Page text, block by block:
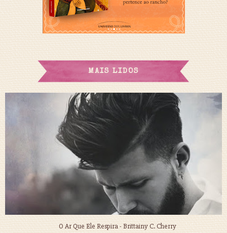
MAIS LIDOS
O Ar Que Ele Respira - Brittainy C. Cherry